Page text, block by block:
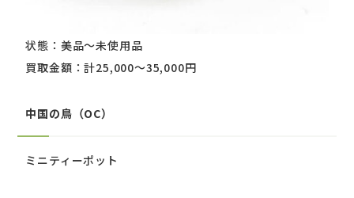
状態：美品～未使用品
買取金額：計25,000～35,000円
中国の鳥（OC）
ミニティーポット